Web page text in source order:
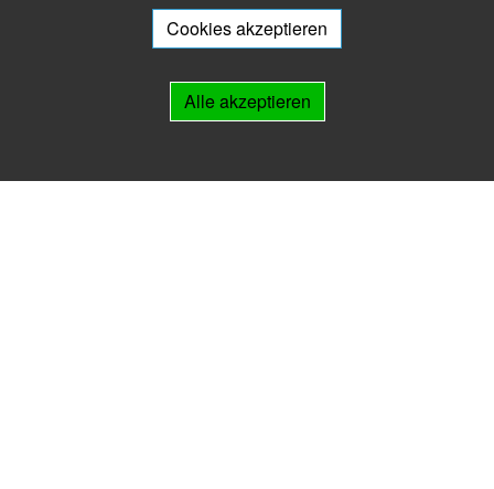
Ihnen beratend zur Seite.Cookies akzeptieren
Alle akzeptieren